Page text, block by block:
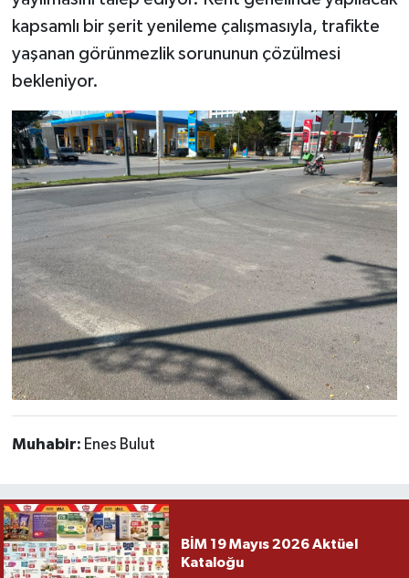
kapsamlı bir şerit yenileme çalışmasıyla, trafikte
yaşanan görünmezlik sorununun çözülmesi
bekleniyor.
Muhabir: Enes Bulut
BİM 19 Mayıs 2026 Aktüel
Kataloğu